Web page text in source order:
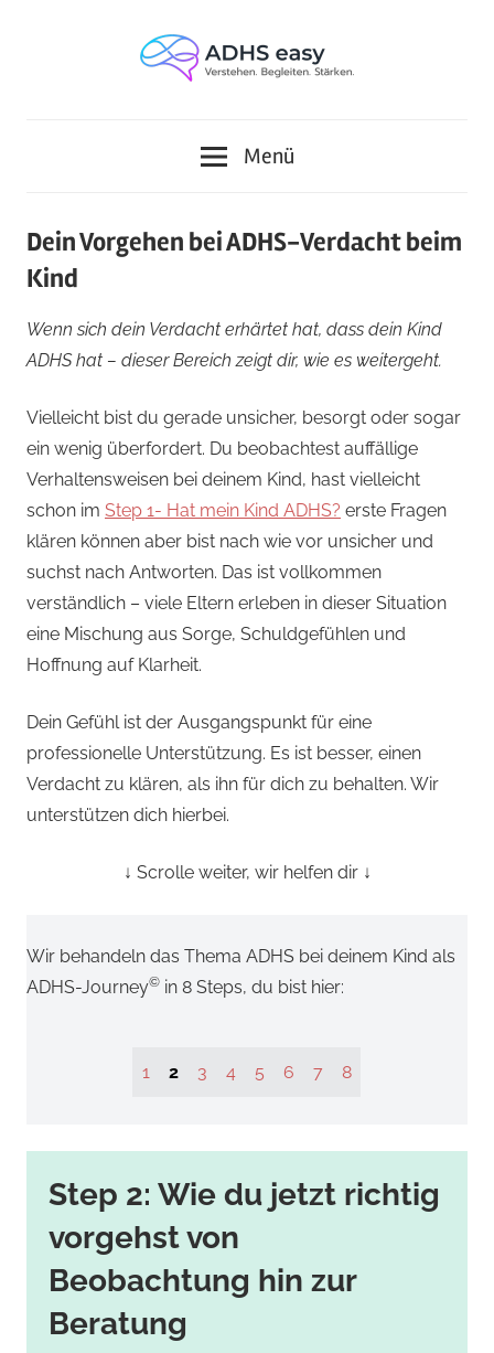
Menü
Dein Vorgehen bei ADHS-Verdacht beim
Kind
Wenn sich dein Verdacht erhärtet hat, dass dein Kind
ADHS hat – dieser Bereich zeigt dir, wie es weitergeht.
Vielleicht bist du gerade unsicher, besorgt oder sogar
ein wenig überfordert. Du beobachtest auffällige
Verhaltensweisen bei deinem Kind, hast vielleicht
schon im Step 1- Hat mein Kind ADHS? erste Fragen
klären können aber bist nach wie vor unsicher und
suchst nach Antworten. Das ist vollkommen
verständlich – viele Eltern erleben in dieser Situation
eine Mischung aus Sorge, Schuldgefühlen und
Hoffnung auf Klarheit.
Dein Gefühl ist der Ausgangspunkt für eine
professionelle Unterstützung. Es ist besser, einen
Verdacht zu klären, als ihn für dich zu behalten. Wir
unterstützen dich hierbei.
↓ Scrolle weiter, wir helfen dir ↓
Wir behandeln das Thema ADHS bei deinem Kind als
ADHS-Journey© in 8 Steps, du bist hier:
1 2 3 4 5 6 7 8
Step 2: Wie du jetzt richtig
vorgehst von
Beobachtung hin zur
Beratung